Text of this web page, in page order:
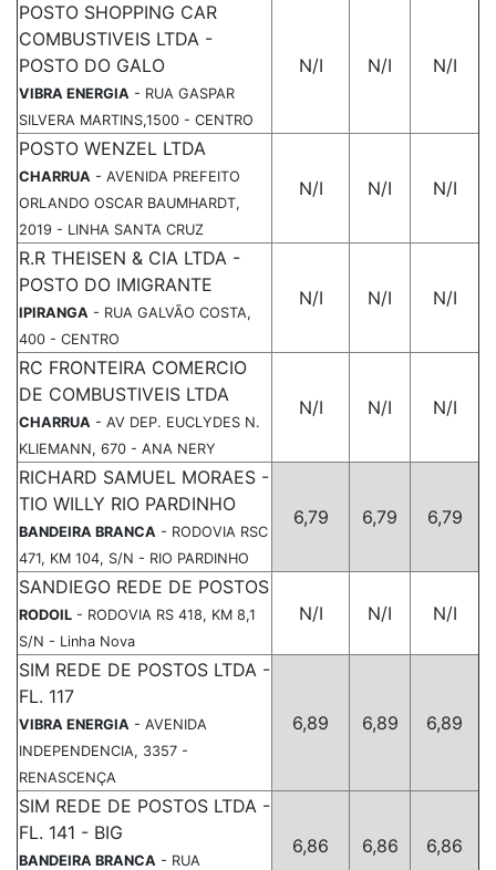
POSTO SHOPPING CAR
COMBUSTIVEIS LTDA -
POSTO DO GALO
VIBRA ENERGIA - RUA GASPAR
SILVERA MARTINS,1500 - CENTRO
N/I N/I N/I
POSTO WENZEL LTDA
CHARRUA - AVENIDA PREFEITO
ORLANDO OSCAR BAUMHARDT,
2019 - LINHA SANTA CRUZ
N/I N/I N/I
R.R THEISEN & CIA LTDA -
POSTO DO IMIGRANTE
IPIRANGA - RUA GALVÃO COSTA,
400 - CENTRO
N/I N/I N/I
RC FRONTEIRA COMERCIO
DE COMBUSTIVEIS LTDA
CHARRUA - AV DEP. EUCLYDES N.
KLIEMANN, 670 - ANA NERY
N/I N/I N/I
RICHARD SAMUEL MORAES -
TIO WILLY RIO PARDINHO
BANDEIRA BRANCA - RODOVIA RSC
471, KM 104, S/N - RIO PARDINHO
6,79 6,79 6,79
SANDIEGO REDE DE POSTOS
RODOIL - RODOVIA RS 418, KM 8,1
S/N - Linha Nova
N/I N/I N/I
SIM REDE DE POSTOS LTDA -
FL. 117
VIBRA ENERGIA - AVENIDA
INDEPENDENCIA, 3357 -
RENASCENÇA
6,89 6,89 6,89
SIM REDE DE POSTOS LTDA -
FL. 141 - BIG
BANDEIRA BRANCA - RUA
6,86 6,86 6,86